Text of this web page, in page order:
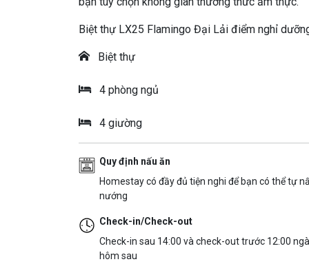
Biệt thự LX25 Flamingo Đại Lải điểm nghỉ
Biệt thự
4 phòng ngủ
4 giường
Quy định nấu ăn
Homestay có đầy đủ tiện nghi để bạn có thể tự
nướng
Check-in/Check-out
Check-in sau 14:00 và check-out trước 12:00
hôm sau